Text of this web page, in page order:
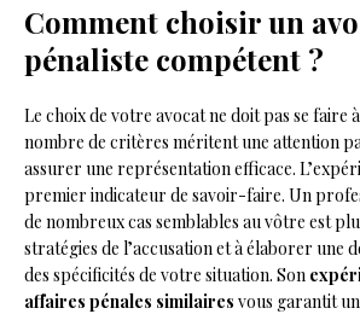
Comment choisir un
pénaliste compétent ?
Le choix de votre avocat ne doit pas se faire
nombre de critères méritent une attention
assurer une représentation efficace.
premier indicateur de savoir-faire. Un
de nombreux cas semblables au vôtre est
stratégies de l’accusation et à élaborer une
des spécificités de votre situation. Son
affaires pénales similaires vous garantit